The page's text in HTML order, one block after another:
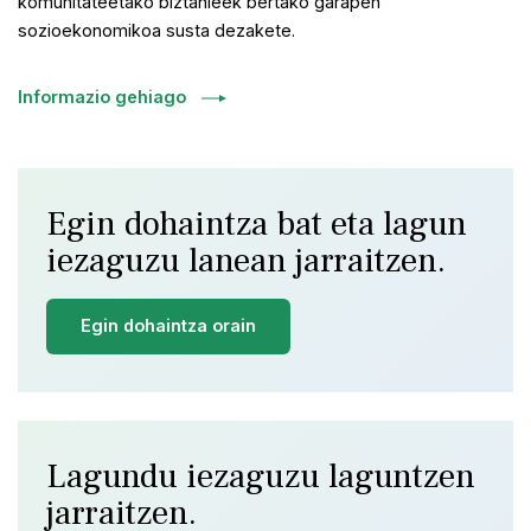
sozioekonomikoa susta dezakete.
Informazio gehiago
Egin dohaintza bat eta lagun
iezaguzu lanean jarraitzen.
Egin dohaintza orain
Lagundu iezaguzu laguntzen
jarraitzen.